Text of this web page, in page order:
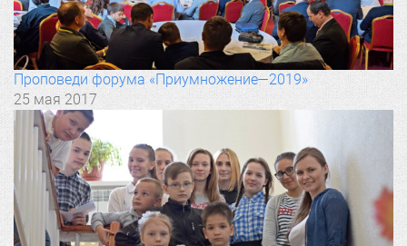
Проповеди форума «Приумножение—2019»
25 мая 2017